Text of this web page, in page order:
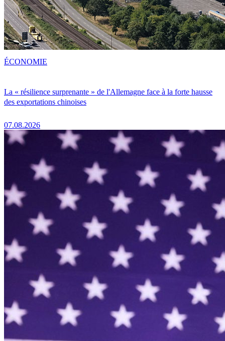
La « résilience surprenante » de l'Allemagne face à la forte hausse
des exportations chinoises
07.08.2026
ÉCONOMIE